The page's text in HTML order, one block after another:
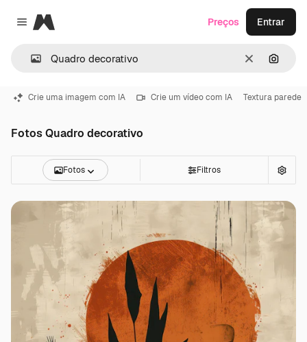
Close menu
Magnific
Limpar
Preços Entrar
Crie uma imagem com IA Crie um vídeo com IA Textura parede
Fotos Quadro decorativo
Fotos Filtros